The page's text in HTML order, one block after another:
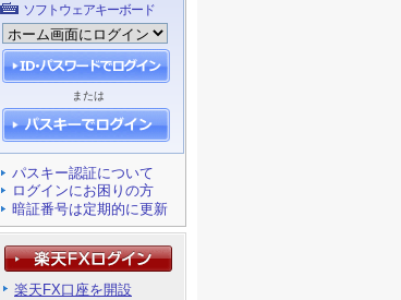
ソフトウェアキーボード
または
パスキー認証について
ログインにお困りの方
暗証番号は定期的に更新
楽天FX口座を開設